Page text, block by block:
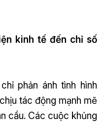
kinh tế đến chỉ số
phản ánh tình hình
tác động mạnh mẽ
cầu. Các cuộc khủng